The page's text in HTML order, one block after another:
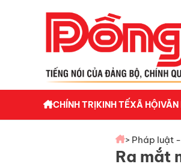
CHÍNH TRỊKINH TẾXÃ HỘIVĂN
> Pháp luật
Ra mắt